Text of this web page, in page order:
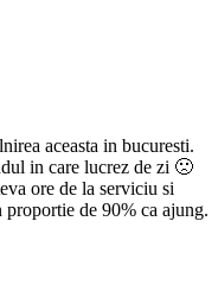
aceasta in bucuresti.
in care lucrez de zi 🙁
ore de la serviciu si
proportie de 90% ca ajung.